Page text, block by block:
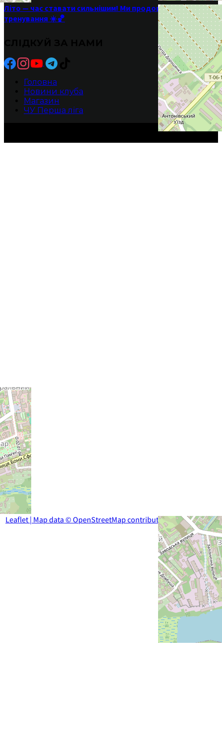
Leaflet | Map data © OpenStreetMap contributors
Літо — час ставати сильнішим! Ми продовжуємо
тренування ☀️🏀
Головна
Новини клуба
Магазин
ЧУ Перша ліга